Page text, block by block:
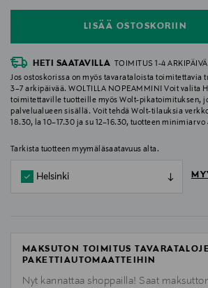
LISÄÄ OSTOSKORIIN
HETI SAATAVILLA
TOIMITUS 1-4
Jos ostoskorissa on myös tavarataloista toimitettavia
3–7 arkipäivää. WOLTILLA NOPEAMMIN! Voit valita
toimitettaville tuotteille myös Wolt-pikatoimituksen,
palvelualueen sisällä. Voit tehdä Wolt-tilauksia
18.30, la 10–17.30 ja su 12–16.30, tuotteen minimiarvo
Tarkista tuotteen myymäläsaatavuus alta.
Helsinki
MAKSUTON TOIMITUS
PAKETTIAUTOMAATTEIHIN
Nyt kannattaa shoppailla! Saat